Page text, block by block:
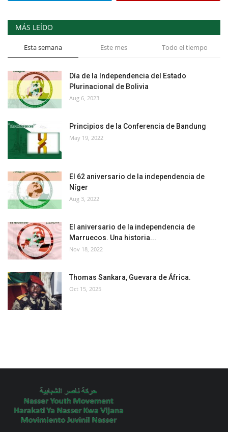
MÁS LEÍDO
Esta semana Este mes Todo el tiempo
Día de la Independencia del Estado
Plurinacional de Bolivia
Aug 6, 2023
Principios de la Conferencia de Bandung
May 19, 2022
El 62 aniversario de la independencia de
Níger
Aug 3, 2022
El aniversario de la independencia de
Marruecos. Una historia...
Nov 18, 2022
Thomas Sankara, Guevara de África.
Oct 15, 2025